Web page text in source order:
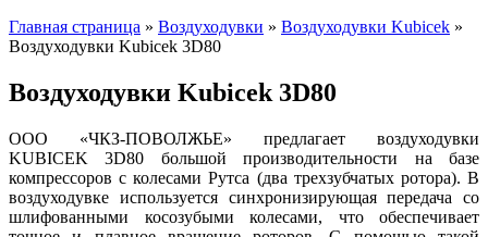
Главная страница » Воздуходувки » Воздуходувки Kubicek »
Воздуходувки Kubicek 3D80
Воздуходувки Kubicek 3D80
ООО «ЧКЗ-ПОВОЛЖЬЕ» предлагает воздуходувки
KUBICEK 3D80 большой производительности на базе
компрессоров с колесами Рутса (два трехзубчатых ротора). В
воздуходувке используется синхронизирующая передача со
шлифованными косозубыми колесами, что обеспечивает